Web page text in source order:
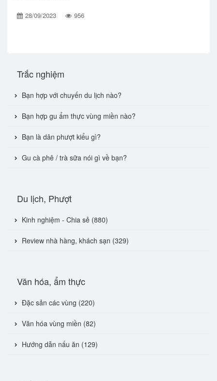
28/09/2023 956
Trắc nghiệm
Bạn hợp với chuyến du lịch nào?
Bạn hợp gu ẩm thực vùng miền nào?
Bạn là dân phượt kiểu gì?
Gu cà phê / trà sữa nói gì về bạn?
Du lịch, Phượt
Kinh nghiệm - Chia sẻ (880)
Review nhà hàng, khách sạn (329)
Văn hóa, ẩm thực
Đặc sản các vùng (220)
Văn hóa vùng miền (82)
Hướng dẫn nấu ăn (129)